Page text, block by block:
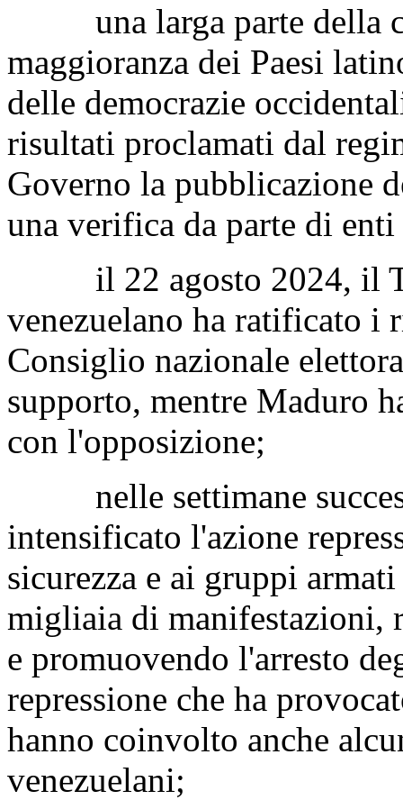
una larga parte della
maggioranza dei Paesi
delle democrazie
risultati proclamati dal
Governo la pubblicazione
una verifica da parte di
il 22 agosto 2024, il
venezuelano ha ratificato
Consiglio nazionale
supporto, mentre Maduro
con l'opposizione;
nelle settimane
intensificato l'azione
sicurezza e ai gruppi
migliaia di manifestazioni,
e promuovendo l'arresto
repressione che ha
hanno coinvolto anche
venezuelani;